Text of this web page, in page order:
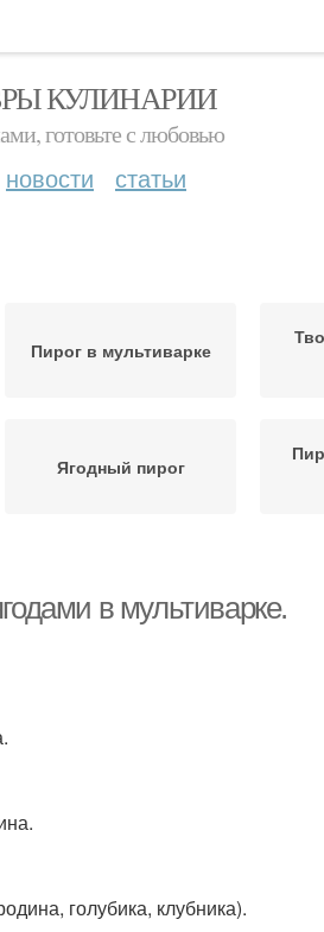
КУЛИНАРИИ
готовьте с любовью
новости статьи
Пирог в мультиварке
Ягодный пирог
в мультиварке.
голубика, клубника).